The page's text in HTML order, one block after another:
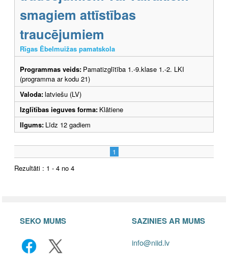
smagiem attīstības
traucējumiem
Rīgas Ēbelmuižas pamatskola
Programmas veids: Pamatizglītība 1.-9.klase 1.-2. LKI
(programma ar kodu 21)
Valoda:latviešu (LV)
Izglītības ieguves forma: Klātiene
Ilgums: Līdz 12 gadiem
1
Rezultāti : 1 - 4 no 4
SEKO MUMS SAZINIES AR MUMS
info@niid.lv